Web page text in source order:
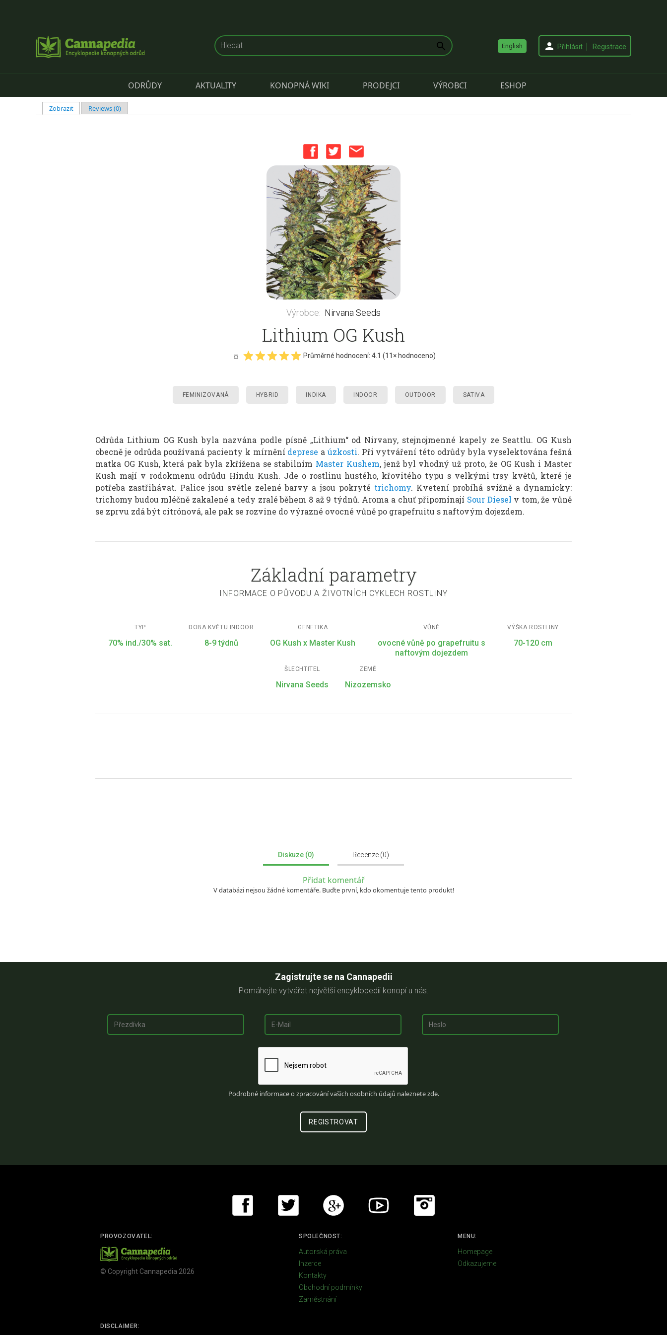
English Přihlásit Registrace
ODRŮDY AKTUALITY KONOPNÁ WIKI PRODEJCI VÝROBCI ESHOP
Hlavní záložky
Zobrazit(aktivní záložka)
Reviews (0)
Výrobce: Nirvana Seeds
Lithium OG Kush
Průměrné hodnocení: 4.1 (11× hodnoceno)
FEMINIZOVANÁ HYBRID INDIKA INDOOR OUTDOOR SATIVA
Odrůda Lithium OG Kush byla nazvána podle písně „Lithium“ od Nirvany, stejnojmenné kapely ze Seattlu. OG Kush
obecně je odrůda používaná pacienty k mírnění deprese a úzkosti. Při vytváření této odrůdy byla vyselektována fešná
matka OG Kush, která pak byla zkřížena se stabilním Master Kushem, jenž byl vhodný už proto, že OG Kush i Master
Kush mají v rodokmenu odrůdu Hindu Kush. Jde o rostlinu hustého, křovitého typu s velkými trsy květů, které je
potřeba zastřihávat. Palice jsou světle zelené barvy a jsou pokryté trichomy. Kvetení probíhá svižně a dynamicky:
trichomy budou mléčně zakalené a tedy zralé během 8 až 9 týdnů. Aroma a chuť připomínají Sour Diesel v tom, že vůně
se zprvu zdá být citrónová, ale pak se rozvine do výrazné ovocné vůně po grapefruitu s naftovým dojezdem.
Základní parametry
INFORMACE O PŮVODU A ŽIVOTNÍCH CYKLECH ROSTLINY
TYP
70% ind./30% sat.
DOBA KVĚTU INDOOR
8-9 týdnů
GENETIKA
OG Kush x Master Kush
VŮNĚ
ovocné vůně po grapefruitu s
naftovým dojezdem
VÝŠKA ROSTLINY
70-120 cm
ŠLECHTITEL
Nirvana Seeds
ZEMĚ
Nizozemsko
Diskuze (0) Recenze (0)
Přidat komentář
V databázi nejsou žádné komentáře. Buďte první, kdo okomentuje tento produkt!
Zagistrujte se na Cannapedii
Pomáhejte vytvářet největší encyklopedii konopí u nás.
Podrobné informace o zpracování vašich osobních údajů naleznetezde.
PROVOZOVATEL:
© Copyright Cannapedia 2026
SPOLEČNOST:
Autorská práva
Inzerce
Kontakty
Obchodní podmínky
Zaměstnání
MENU:
Homepage
Odkazujeme
DISCLAIMER: